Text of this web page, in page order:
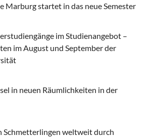
Marburg startet in das neue Semester
im Studienangebot –
im August und September der
in neuen Räumlichkeiten in der
Schmetterlingen weltweit durch